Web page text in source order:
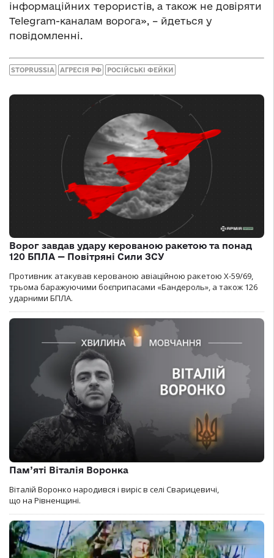
інформаційних терористів, а також не довіряти
Telegram-каналам ворога», – йдеться у
повідомленні.
STOPRUSSIA АГРЕСІЯ РФ РОСІЙСЬКІ ФЕЙКИ
Ворог завдав удару керованою ракетою та понад
120 БПЛА — Повітряні Сили ЗСУ
Противник атакував керованою авіаційною ракетою Х-59/69,
трьома баражуючими боєприпасами «Бандероль», а також 126
ударними БПЛА.
Пам’яті Віталія Воронка
Віталій Воронко народився і виріс в селі Сварицевичі,
що на Рівненщині.